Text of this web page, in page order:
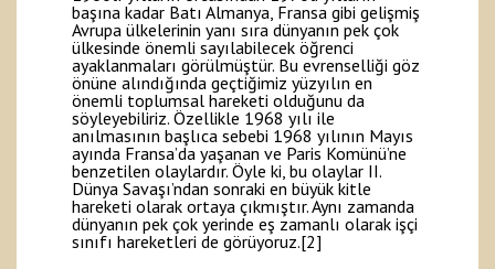
başına kadar Batı Almanya, Fransa gibi gelişmiş
Avrupa ülkelerinin yanı sıra dünyanın pek çok
ülkesinde önemli sayılabilecek öğrenci
ayaklanmaları görülmüştür. Bu evrenselliği göz
önüne alındığında geçtiğimiz yüzyılın en
önemli toplumsal hareketi olduğunu da
söyleyebiliriz. Özellikle 1968 yılı ile
anılmasının başlıca sebebi 1968 yılının Mayıs
ayında Fransa’da yaşanan ve Paris Komünü’ne
benzetilen olaylardır. Öyle ki, bu olaylar II.
Dünya Savaşı’ndan sonraki en büyük kitle
hareketi olarak ortaya çıkmıştır. Aynı zamanda
dünyanın pek çok yerinde eş zamanlı olarak işçi
sınıfı hareketleri de görüyoruz.[2]